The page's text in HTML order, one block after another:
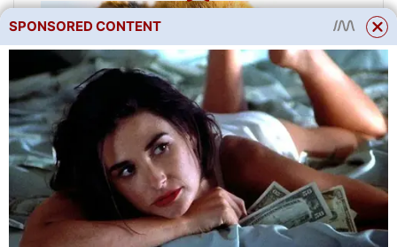
SPONSORED CONTENT